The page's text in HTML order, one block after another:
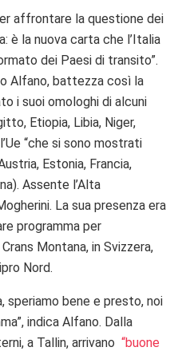
affrontare la questione dei
è la nuova carta che l’Italia
dei Paesi di transito”.
Alfano, battezza così la
i suoi omologhi di alcuni
Etiopia, Libia, Niger,
“che si sono mostrati
Estonia, Francia,
Assente l’Alta
La sua presenza era
programma per
Montana, in Svizzera,
Nord.
speriamo bene e presto, noi
indica Alfano. Dalla
a Tallin, arrivano “buone